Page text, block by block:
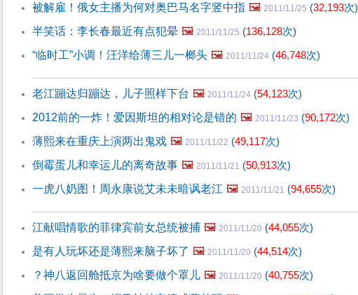
被解雇！俄女主播为何对奥巴马名字竖中指 🖼️ 2011/11/25 (32,193次)
半笑话：李长春最近有点犯晕 🖼️ 2011/11/25 (136,128次)
“临时工”小调！汪洋给薄三儿一榔头 🖼️ 2011/11/24 (46,748次)
老江蹦达归蹦达，儿子照样下台 🖼️ 2011/11/24 (54,123次)
2012前的一炸！爱因斯坦的相对论是错的 🖼️ 2011/11/23 (90,172次)
薄熙来在重庆上演两出鬼戏 🖼️ 2011/11/22 (49,117次)
倒霉蛋儿和幸运儿的离奇故事 🖼️ 2011/11/21 (50,913次)
一虎八奶图！周永康说艾未未暗讽老江 🖼️ 2011/11/21 (94,655次)
江献唱情歌的菲律宾前女总统被捕 🖼️ 2011/11/20 (44,055次)
是有人玩坏还是薄熙来脑子坏了 🖼️ 2011/11/20 (44,514次)
？神八返回舱抵京为啥要做个罩儿 🖼️ 2011/11/20 (40,755次)